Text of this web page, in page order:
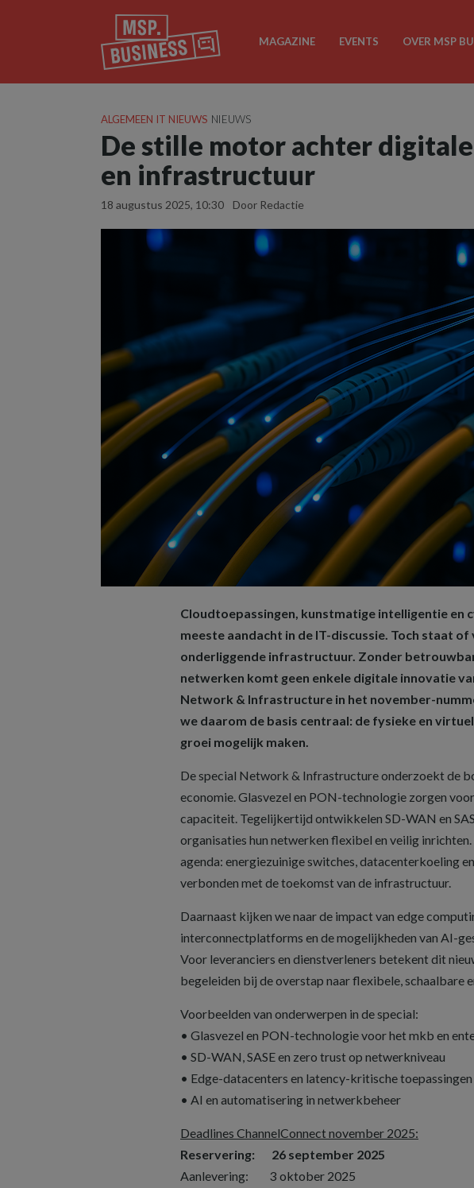
MAGAZINE EVENTS OVER MSP
ALGEMEEN IT NIEUWS NIEUWS
De stille motor achter
en infrastructuur
18 augustus 2025, 10:30 Door Redactie
Cloudtoepassingen, kunstmatige intelligentie en
meeste aandacht in de IT-discussie. Toch staat of
onderliggende infrastructuur. Zonder
netwerken komt geen enkele digitale innovatie
Network & Infrastructure in het november-
we daarom de basis centraal: de fysieke en
groei mogelijk maken.
De special Network & Infrastructure onderzoekt de
economie. Glasvezel en PON-technologie zorgen
capaciteit. Tegelijkertijd ontwikkelen SD-WAN en
organisaties hun netwerken flexibel en veilig
agenda: energiezuinige switches, datacenterkoeling
verbonden met de toekomst van de infrastructuur.
Daarnaast kijken we naar de impact van edge
interconnectplatforms en de mogelijkheden van AI-
Voor leveranciers en dienstverleners betekent dit
begeleiden bij de overstap naar flexibele, schaalbare
Voorbeelden van onderwerpen in de special:
• Glasvezel en PON-technologie voor het mkb en
• SD-WAN, SASE en zero trust op netwerkniveau
• Edge-datacenters en latency-kritische toepassingen
• AI en automatisering in netwerkbeheer
Deadlines ChannelConnect november 2025:
Reservering: 26 september 2025
Aanlevering: 3 oktober 2025